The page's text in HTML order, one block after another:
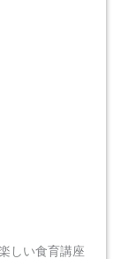
しい食育講座